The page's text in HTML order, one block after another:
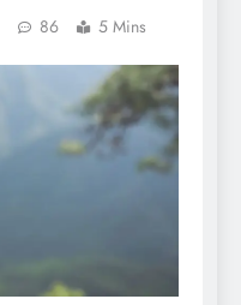
86 5 Mins